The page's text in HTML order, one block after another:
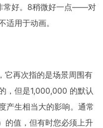
常好。8稍微好一点——对
适用于动画。
它再次指的是场景周围有
，但是1,000,000 的默认
产生相当大的影响。通常
的值，但有时您必须上升